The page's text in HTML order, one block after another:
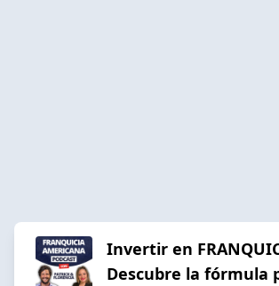
Invertir en
Descubre la fórmula